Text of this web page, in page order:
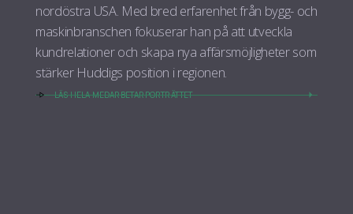
nordöstra USA. Med bred erfarenhet från bygg- och
maskinbranschen fokuserar han på att utveckla
kundrelationer och skapa nya affärsmöjligheter som
stärker Huddigs position i regionen.
LÄS HELA MEDARBETARPORTRÄTTET